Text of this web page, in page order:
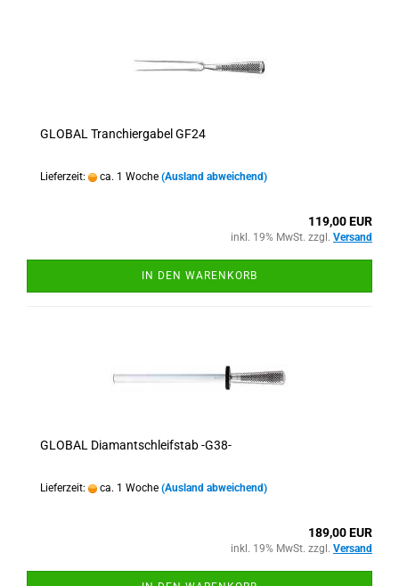
GLOBAL Tranchiergabel GF24
Lieferzeit: ca. 1 Woche (Ausland abweichend)
119,00 EUR
inkl. 19% MwSt. zzgl. Versand
IN DEN WARENKORB
GLOBAL Diamantschleifstab -G38-
Lieferzeit: ca. 1 Woche (Ausland abweichend)
189,00 EUR
inkl. 19% MwSt. zzgl. Versand